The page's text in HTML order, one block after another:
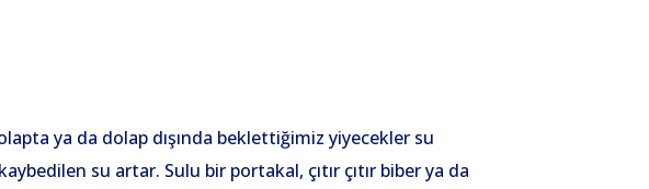
ya da dolap dışında beklettiğimiz yiyecekler su
su artar. Sulu bir portakal, çıtır çıtır biber ya da